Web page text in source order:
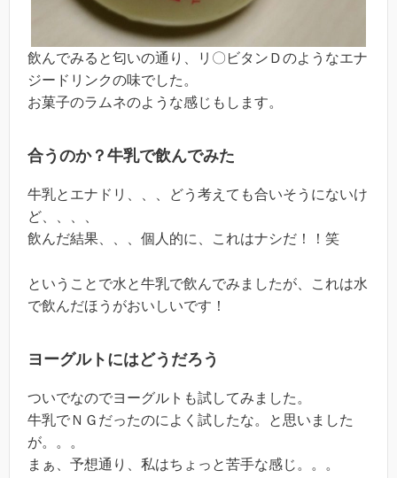
飲んでみると匂いの通り、リ〇ビタンＤのようなエナ
ジードリンクの味でした。
お菓子のラムネのような感じもします。
合うのか？牛乳で飲んでみた
牛乳とエナドリ、、、どう考えても合いそうにないけ
ど、、、、
飲んだ結果、、、個人的に、これはナシだ！！笑
ということで水と牛乳で飲んでみましたが、これは水
で飲んだほうがおいしいです！
ヨーグルトにはどうだろう
ついでなのでヨーグルトも試してみました。
牛乳でＮＧだったのによく試したな。と思いました
が。。。
まぁ、予想通り、私はちょっと苦手な感じ。。。